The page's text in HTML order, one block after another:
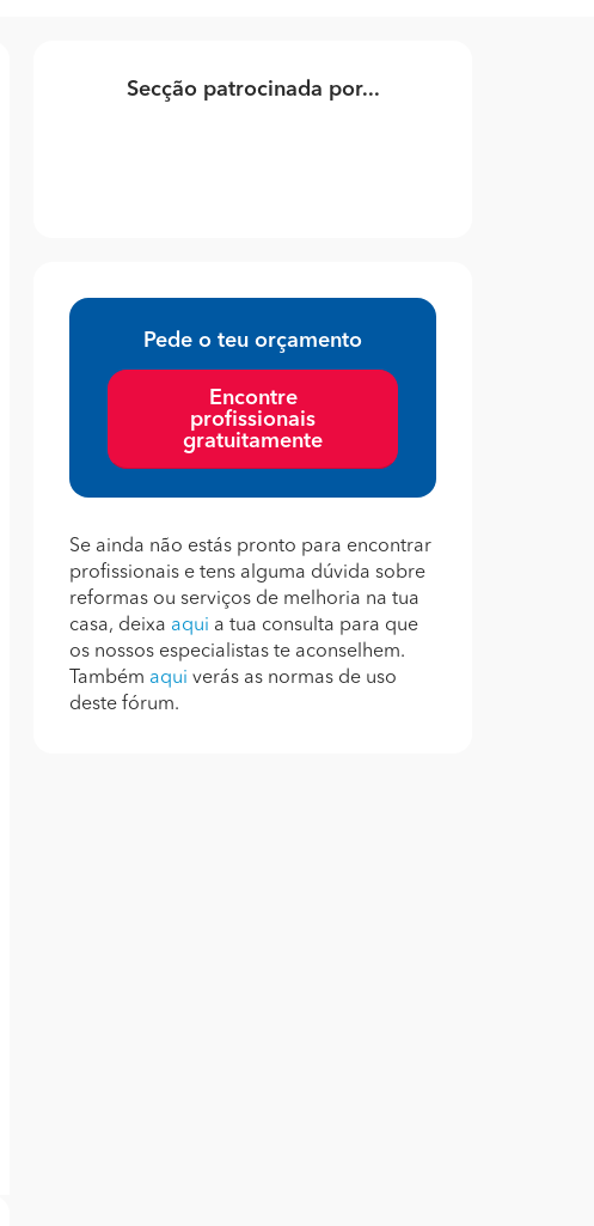
Secção patrocinada por...
Pede o teu orçamento
Encontre
profissionais
gratuitamente
Se ainda não estás pronto para encontrar
profissionais e tens alguma dúvida sobre
reformas ou serviços de melhoria na tua
casa, deixa aqui a tua consulta para que
os nossos especialistas te aconselhem.
Também aqui verás as normas de uso
deste fórum.